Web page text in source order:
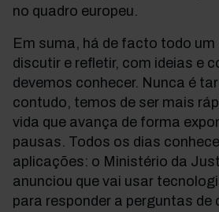
no quadro europeu.
Em suma, há de facto todo
discutir e refletir, com ideias e
devemos conhecer. Nunca é
contudo, temos de ser mais
vida que avança de forma
pausas. Todos os dias
aplicações: o Ministério da
anunciou que vai usar
para responder a perguntas de